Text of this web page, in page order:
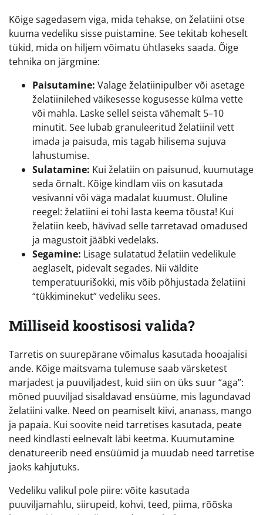
Kõige sagedasem viga, mida tehakse, on želatiini otse
kuuma vedeliku sisse puistamine. See tekitab koheselt
tükid, mida on hiljem võimatu ühtlaseks saada. Õige
tehnika on järgmine:
Paisutamine: Valage želatiinipulber või asetage
želatiinilehed väikesesse kogusesse külma vette
või mahla. Laske sellel seista vähemalt 5–10
minutit. See lubab granuleeritud želatiinil vett
imada ja paisuda, mis tagab hilisema sujuva
lahustumise.
Sulatamine: Kui želatiin on paisunud, kuumutage
seda õrnalt. Kõige kindlam viis on kasutada
vesivanni või väga madalat kuumust. Oluline
reegel: želatiini ei tohi lasta keema tõusta! Kui
želatiin keeb, hävivad selle tarretavad omadused
ja magustoit jääbki vedelaks.
Segamine: Lisage sulatatud želatiin vedelikule
aeglaselt, pidevalt segades. Nii väldite
temperatuurišokki, mis võib põhjustada želatiini
“tükkiminekut” vedeliku sees.
Milliseid koostisosi valida?
Tarretis on suurepärane võimalus kasutada hooajalisi
ande. Kõige maitsvama tulemuse saab värsketest
marjadest ja puuviljadest, kuid siin on üks suur “aga”:
mõned puuviljad sisaldavad ensüüme, mis lagundavad
želatiini valke. Need on peamiselt kiivi, ananass, mango
ja papaia. Kui soovite neid tarretises kasutada, peate
need kindlasti eelnevalt läbi keetma. Kuumutamine
denatureerib need ensüümid ja muudab need tarretise
jaoks kahjutuks.
Vedeliku valikul pole piire: võite kasutada
puuviljamahlu, siirupeid, kohvi, teed, piima, rõõska